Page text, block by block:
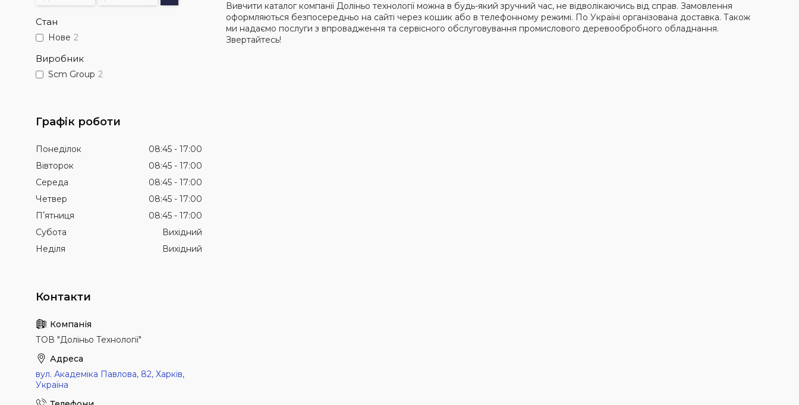
Вивчити каталог компанії Доліньо технології можна в будь-який зручний час, не відволікаючись від справ. Замовлення
оформляються безпосередньо на сайті через кошик або в телефонному режимі. По Україні організована доставка. Також
ми надаємо послуги з впровадження та сервісного обслуговування промислового деревообробного обладнання.
Звертайтесь!
Стан
Нове 2
Виробник
Scm Group 2
Графік роботи
Понеділок 08:45
17:00
Вівторок
08:45
17:00
Середа
08:45
17:00
Четвер
08:45
17:00
Пʼятниця
08:45
17:00
Субота
Вихідний
Неділя
Вихідний
ТОВ "Доліньо Технології"
вул. Академіка Павлова, 82, Харків,
Україна